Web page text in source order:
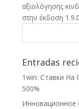
αξιολόγησης
στην έκδοση
Entradas
1win: Ставки На
500%
Инновационное